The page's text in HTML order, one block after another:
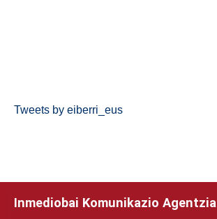
Tweets by eiberri_eus
Inmediobai Komunikazio Agentzia